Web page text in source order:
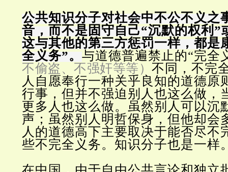
公共知识分子对社会中不公不义之
音，而不是固守自己“沉默的权利”
这与其他的第三方惩罚一样，都是
全义务”。与道德普遍禁止的“完全
不偷盗、不强奸等等） 不同，不完
人自愿奉行一种关乎良知的道德原
行事，但并不强迫别人也这么做，
更多人也这么做。虽然别人可以沉
声；虽然别人明哲保身，但他却会
人的道德高下主要取决于能否尽不
些不完全义务。知识分子也是一样